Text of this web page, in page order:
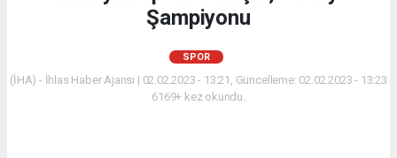
Şampiyonu
SPOR
(İHA) - İhlas Haber Ajansı | 02.02.2023 - 13:21, Güncelleme: 02.02.2023 - 13:23
6169+ kez okundu.